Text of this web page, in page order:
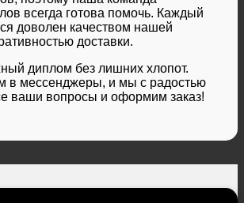
всегда готова помочь. Каждый
доволен качеством нашей
доставки.
диплом без лишних хлопот.
в мессенджеры, и мы с радостью
ваши вопросы и оформим заказ!